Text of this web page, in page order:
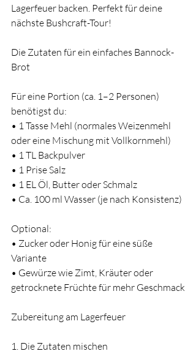
Lagerfeuer backen. Perfekt für deine
nächste Bushcraft-Tour!
Die Zutaten für ein einfaches Bannock-
Brot
Für eine Portion (ca. 1–2 Personen)
benötigst du:
• 1 Tasse Mehl (normales Weizenmehl
oder eine Mischung mit Vollkornmehl)
• 1 TL Backpulver
• 1 Prise Salz
• 1 EL Öl, Butter oder Schmalz
• Ca. 100 ml Wasser (je nach Konsistenz)
Optional:
• Zucker oder Honig für eine süße
Variante
• Gewürze wie Zimt, Kräuter oder
getrocknete Früchte für mehr Geschmack
Zubereitung am Lagerfeuer
1. Die Zutaten mischen